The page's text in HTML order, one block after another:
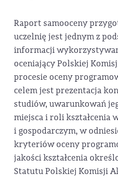
Raport samooceny
uczelnię jest jednym z
informacji
oceniający Polskiej
procesie oceny
celem jest prezentacja
studiów, uwarunkowań
miejsca i roli kształcenia
i gospodarczym, w
kryteriów oceny
jakości kształcenia
Statutu Polskiej Komisji